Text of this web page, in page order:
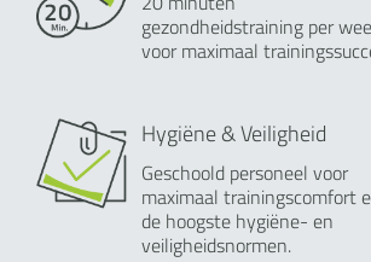
gezondheidstraining per
voor maximaal
Hygiëne & Veiligheid
Geschoold personeel voor
maximaal trainingscomfort
de hoogste hygiëne- en
veiligheidsnormen.